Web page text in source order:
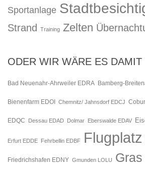
Sportanlage
Strand Training Zelten
ODER WIR WÄRE ES DAMIT
Bad Neuenahr-Ahrweiler EDRA Bamberg-
Bienenfarm EDOI Chemnitz/ Jahnsdorf EDCJ
EDQC Dessau EDAD Dolmar Eberswalde EDAV
Erfurt EDDE Fehrbellin EDBF Flugplatz
Friedrichshafen EDNY Gmunden LOLU Gras